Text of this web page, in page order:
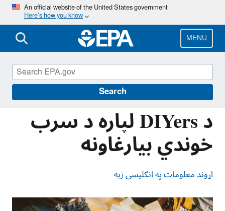
Skip
main
content
An official website of the United States government
Here’s how you know
MENU
Search
د DIYers لپاره د سرب
خوندي بیارغاونه
اړوند معلومات په انګلیسی ژبه
Information for Individuals with Limited
English Proficiency